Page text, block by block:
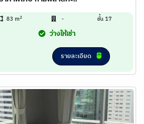
83 m2 - ชั้น 17
ว่างให้เช่า
รายละเอียด